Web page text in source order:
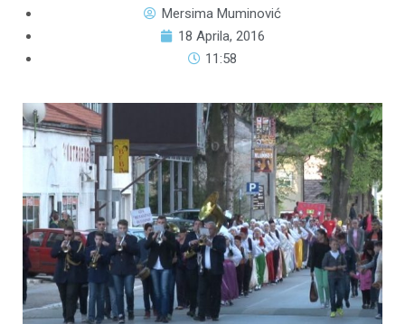
Mersima Muminović
18 Aprila, 2016
11:58